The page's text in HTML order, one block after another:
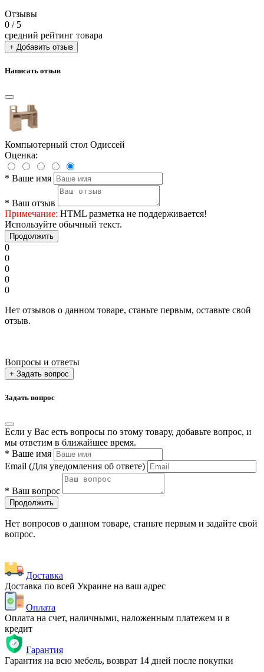
Отзывы
0 / 5
средний рейтинг товара
+ Добавить отзыв
Написать отзыв
Компьютерный стол Одиссей
Оценка:
* Ваше имя
* Ваш отзыв
Примечание: HTML разметка не поддерживается!
Используйте обычный текст.
Продолжить
0
0
0
0
0
Нет отзывов о данном товаре, станьте первым, оставьте свой
отзыв.
Вопросы и ответы
+ Задать вопрос
Задать вопрос
Если у Вас есть вопросы по этому товару, добавьте вопрос, и
мы ответим в ближайшее время.
* Ваше имя
Email (Для уведомления об ответе)
* Ваш вопрос
Продолжить
Нет вопросов о данном товаре, станьте первым и задайте свой
вопрос.
Доставка
Доставка по всей Украине на ваш адрес
Оплата
Оплата на счет, наличными, наложенным платежем и в
кредит
Гарантия
Гарантия на всю мебель, возврат 14 дней после покупки